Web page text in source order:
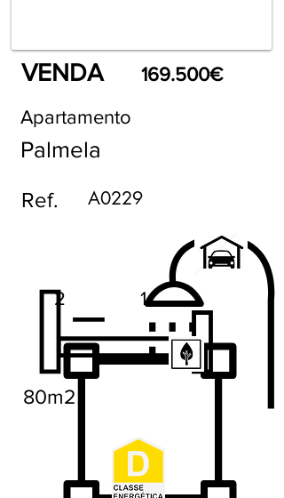
VENDA 169.500€
Apartamento
Palmela
Ref.
2
A0229
1
80m2